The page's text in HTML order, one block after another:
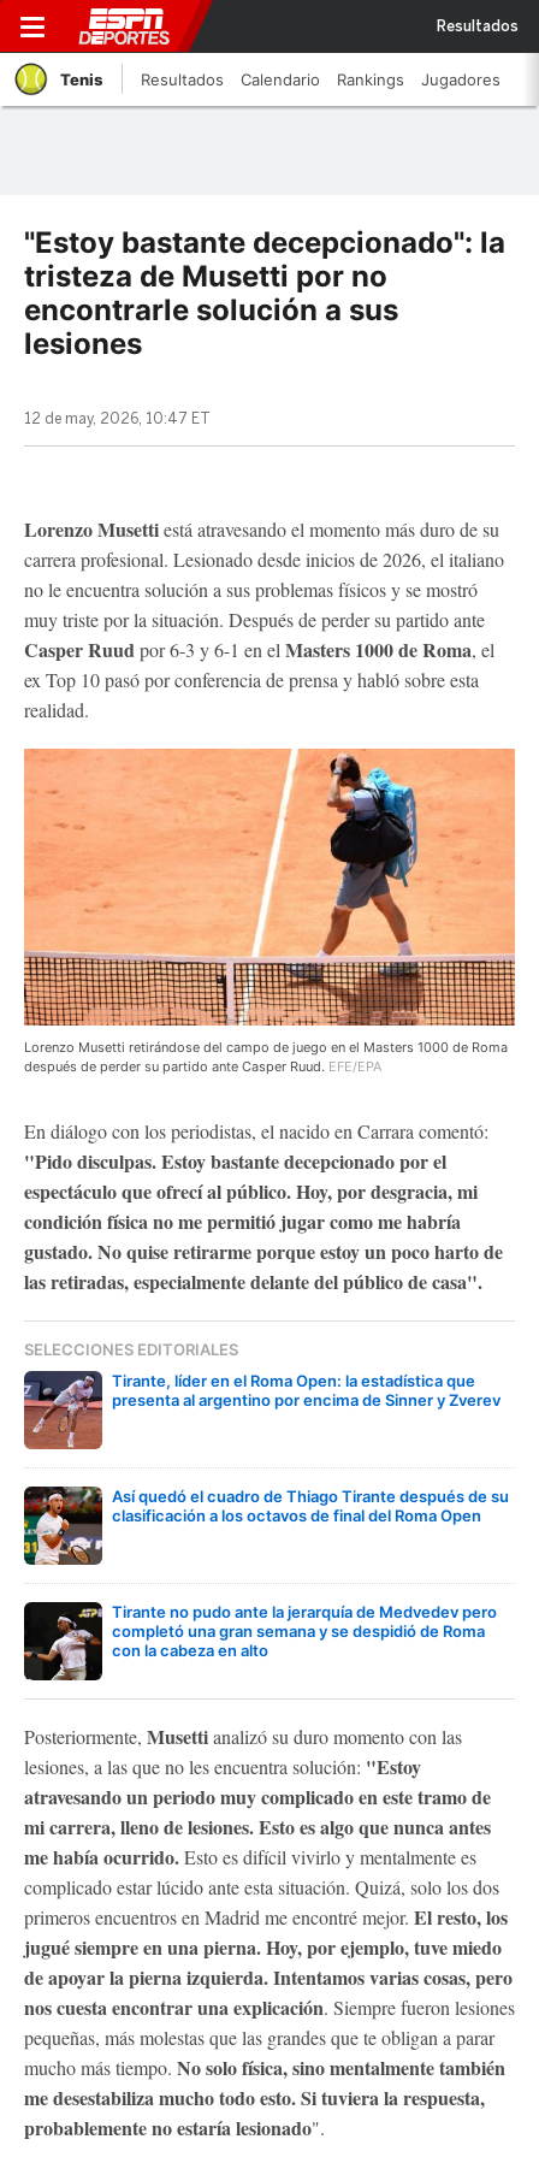
Resultados
Tenis Resultados Calendario Rankings Jugadores
"Estoy bastante decepcionado": la
tristeza de Musetti por no
encontrarle solución a sus
lesiones
12 de may, 2026, 10:47 ET
Lorenzo Musettiestá atravesando el momento más duro de su
carrera profesional. Lesionado desde inicios de 2026, el italiano
no le encuentra solución a sus problemas físicos y se mostró
muy triste por la situación. Después de perder su partido ante
Casper Ruudpor 6-3 y 6-1 en el Masters 1000 de Roma, el
ex Top 10 pasó por conferencia de prensa y habló sobre esta
realidad.
Lorenzo Musetti retirándose del campo de juego en el Masters 1000 de Roma
después de perder su partido ante Casper Ruud. EFE/EPA
En diálogo con los periodistas, el nacido en Carrara comentó:
"Pido disculpas. Estoy bastante decepcionado por el
espectáculo que ofrecí al público. Hoy, por desgracia, mi
condición física no me permitió jugar como me habría
gustado. No quise retirarme porque estoy un poco harto de
las retiradas, especialmente delante del público de casa".
SELECCIONES EDITORIALES
Tirante, líder en el Roma Open: la estadística que
presenta al argentino por encima de Sinner y Zverev
Así quedó el cuadro de Thiago Tirante después de su
clasificación a los octavos de final del Roma Open
Tirante no pudo ante la jerarquía de Medvedev pero
completó una gran semana y se despidió de Roma
con la cabeza en alto
Posteriormente, Musettianalizó su duro momento con las
lesiones, a las que no les encuentra solución: "Estoy
atravesando un periodo muy complicado en este tramo de
mi carrera, lleno de lesiones. Esto es algo que nunca antes
me había ocurrido.Esto es difícil vivirlo y mentalmente es
complicado estar lúcido ante esta situación. Quizá, solo los dos
primeros encuentros en Madrid me encontré mejor. El resto, los
jugué siempre en una pierna.Hoy, por ejemplo, tuve miedo
de apoyar la pierna izquierda.Intentamos varias cosas, pero
nos cuesta encontrar una explicación. Siempre fueron lesiones
pequeñas, más molestas que las grandes que te obligan a parar
mucho más tiempo. No solo física, sino mentalmente también
me desestabiliza mucho todo esto. Si tuviera la respuesta,
probablemente no estaría lesionado".